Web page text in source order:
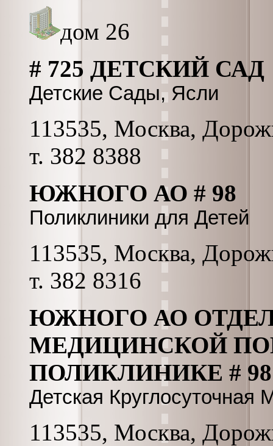
дом 26
# 725 ДЕТСКИЙ САД
Детские Сады, Ясли
113535, Москва,
т. 382 8388
ЮЖНОГО АО # 98
Поликлиники для Детей
113535, Москва,
т. 382 8316
ЮЖНОГО АО
МЕДИЦИНСКОЙ
ПОЛИКЛИНИКЕ # 98
Детская
113535, Москва,